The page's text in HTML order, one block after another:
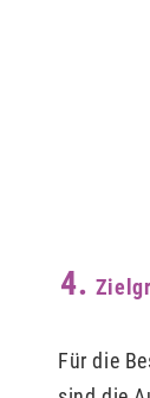
4.
Für die